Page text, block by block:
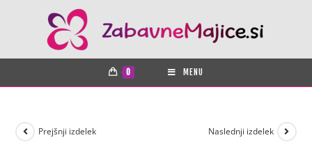
0 MENU
Prejšnji izdelek Naslednji izdelek